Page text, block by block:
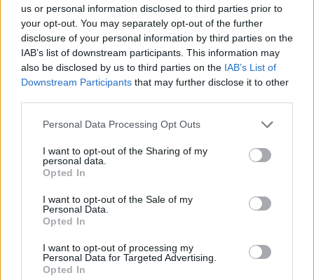
us or personal information disclosed to third parties prior to
your opt-out. You may separately opt-out of the further
disclosure of your personal information by third parties on the
IAB’s list of downstream participants. This information may
also be disclosed by us to third parties on the IAB’s List of
Downstream Participants that may further disclose it to other
Personal Data Processing Opt Outs
I want to opt-out of the Sharing of my
personal data.
Opted In
I want to opt-out of the Sale of my
Personal Data.
Opted In
I want to opt-out of processing my
Personal Data for Targeted Advertising.
Opted In
In evidenza